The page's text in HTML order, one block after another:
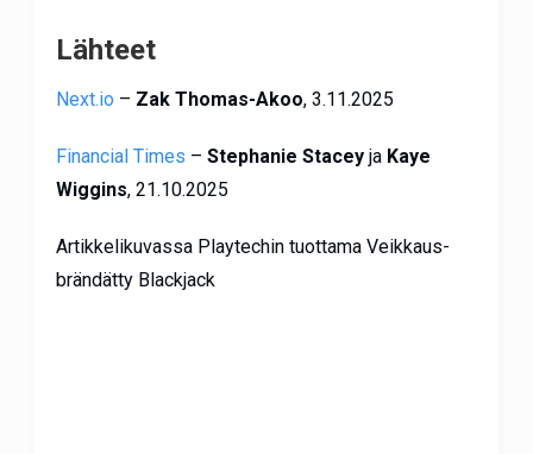
Lähteet
Next.io – Zak Thomas-Akoo, 3.11.2025
Financial Times – Stephanie Staceyja Kaye
Wiggins, 21.10.2025
Artikkelikuvassa Playtechin tuottama Veikkaus-
brändätty Blackjack